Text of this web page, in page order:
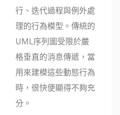
行、迭代過程與例外處
理的行為模型。傳統的
UML序列圖受限於嚴
格垂直的消息傳遞，當
用來建模這些動態行為
時，很快便顯得不夠充
分。